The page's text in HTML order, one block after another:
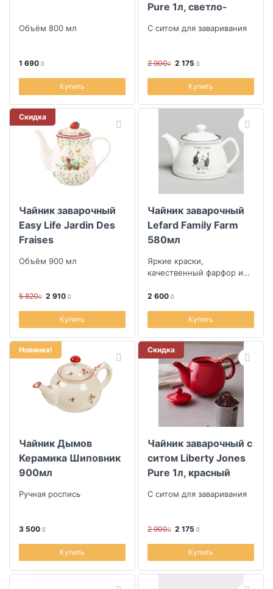
Объём 800 мл
1 690
Купить
Pure 1л, светло-
С ситом для заваривания
2 900 2 175
Купить
Скидка
Чайник заварочный
Easy Life Jardin Des
Fraises
Объём 900 мл
5 820 2 910
Купить
Чайник заварочный
Lefard Family Farm
580мл
Яркие краски,
качественный фарфор и
2 600
Купить
Новинка!
Чайник Дымов
Керамика Шиповник
900мл
Ручная роспись
3 500
Купить
Скидка
Чайник заварочный с
ситом Liberty Jones
Pure 1л, красный
С ситом для заваривания
2 900 2 175
Купить